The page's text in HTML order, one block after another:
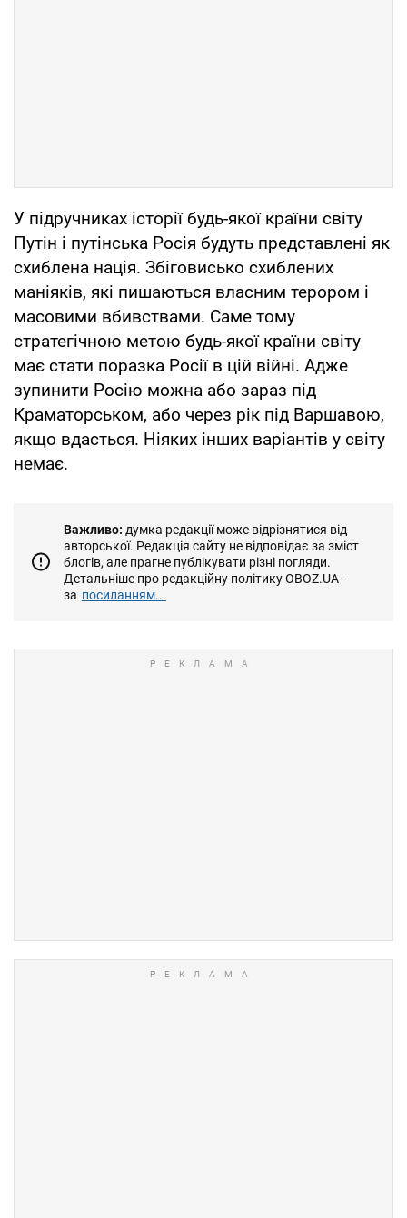
У підручниках історії будь-якої країни світу
Путін і путінська Росія будуть представлені як
схиблена нація. Збіговисько схиблених
маніяків, які пишаються власним терором і
масовими вбивствами. Саме тому
стратегічною метою будь-якої країни світу
має стати поразка Росії в цій війні. Адже
зупинити Росію можна або зараз під
Краматорськом, або через рік під Варшавою,
якщо вдасться. Ніяких інших варіантів у світу
немає.
Важливо: думка редакції може відрізнятися від
авторської. Редакція сайту не відповідає за зміст
блогів, але прагне публікувати різні погляди.
Детальніше про редакційну політику OBOZ.UA –
за посиланням...